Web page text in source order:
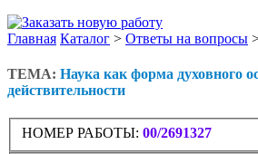
Главная Каталог > Ответы на вопросы
ТЕМА: Наука как форма духовного
действительности
НОМЕР РАБОТЫ: 00/2691327